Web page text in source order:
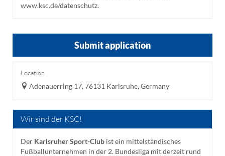
www.ksc.de/datenschutz.
Submit application
Location
Adenauerring 17, 76131 Karlsruhe, Germany
Wir sind der KSC!
Der Karlsruher Sport-Club ist ein mittelständisches
Fußballunternehmen in der 2. Bundesliga mit derzeit rund